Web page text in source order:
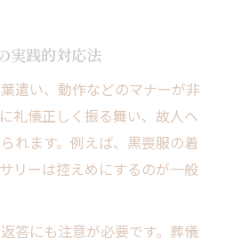
実践的対応法
遣い、動作などのマナーが非
礼儀正しく振る舞い、故人へ
れます。例えば、黒喪服の着
リーは控えめにするのが一般
答にも注意が必要です。葬儀